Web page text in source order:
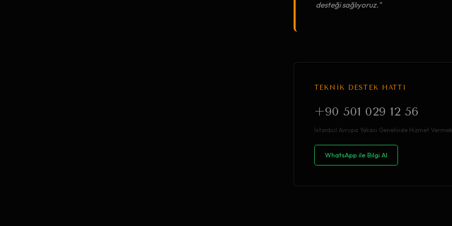
desteği sağlıyoruz."
TEKNİK DESTEK HATTI
+90 501 029 12 56
İstanbul Avrupa Yakası Genelinde Hizmet
WhatsApp ile Bilgi Al